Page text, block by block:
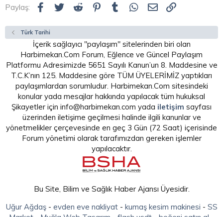
Paylaş: Facebook
Twitter Reddit Pinterest
Tumblr WhatsApp
E-posta
Türk Tarihi
İçerik sağlayıcı "paylaşım" sitelerinden biri olan
Harbimekan.Com Forum, Eğlence ve Güncel Paylaşım
Platformu Adresimizde 5651 Sayılı Kanun’un 8. Maddesine ve
T.C.K’nın 125. Maddesine göre TÜM ÜYELERİMİZ yaptıkları
paylaşımlardan sorumludur. Harbimekan.Com sitesindeki
konular yada mesajlar hakkında yapılacak tüm hukuksal
Şikayetler için info@harbimekan.com yada iletişim sayfası
üzerinden iletişime geçilmesi halinde ilgili kanunlar ve
yönetmelikler çerçevesinde en geç 3 Gün (72 Saat) içerisinde
Forum yönetimi olarak tarafımızdan gereken işlemler
yapılacaktır.
Bu Site, Bilim ve Sağlık Haber Ajansı Üyesidir.
Uğur Ağdaş- evden eve nakliyat- kumaş kesim makinesi - SS